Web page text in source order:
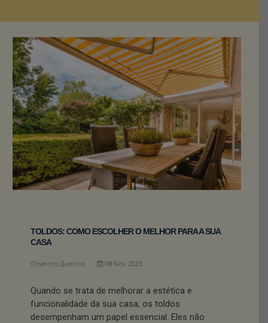
TOLDOS: COMO ESCOLHER O MELHOR PARA A SUA
CASA
Oliveiros Queirós 08 Nov 2023
Quando se trata de melhorar a estética e
funcionalidade da sua casa, os toldos
desempenham um papel essencial. Eles não